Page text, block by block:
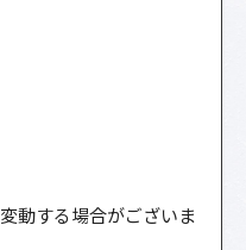
動する場合がございま